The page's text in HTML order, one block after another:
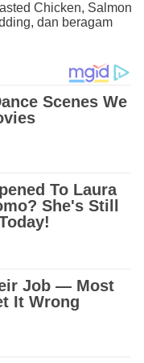
Chicken, Salmon
dan beragam